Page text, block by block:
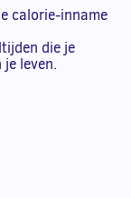
calorie-inname
die je
leven.